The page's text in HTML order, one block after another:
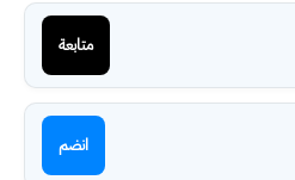
متابعة
انضم